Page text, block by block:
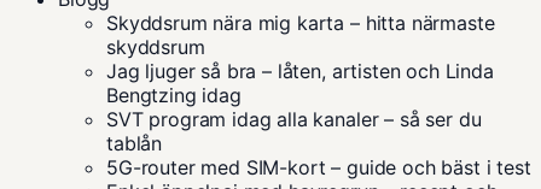
Skyddsrum nära mig karta – hitta närmaste
skyddsrum
Jag ljuger så bra – låten, artisten och Linda
Bengtzing idag
SVT program idag alla kanaler – så ser du
tablån
5G-router med SIM-kort – guide och bäst i test